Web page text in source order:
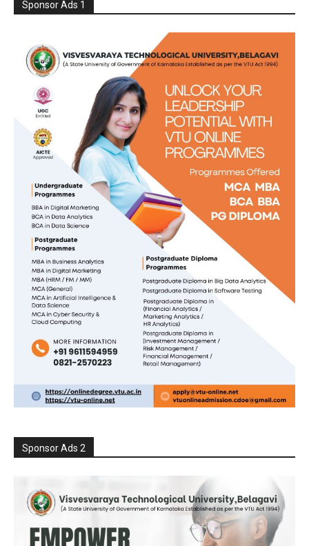
Sponsor Ads 1
Sponsor Ads 2